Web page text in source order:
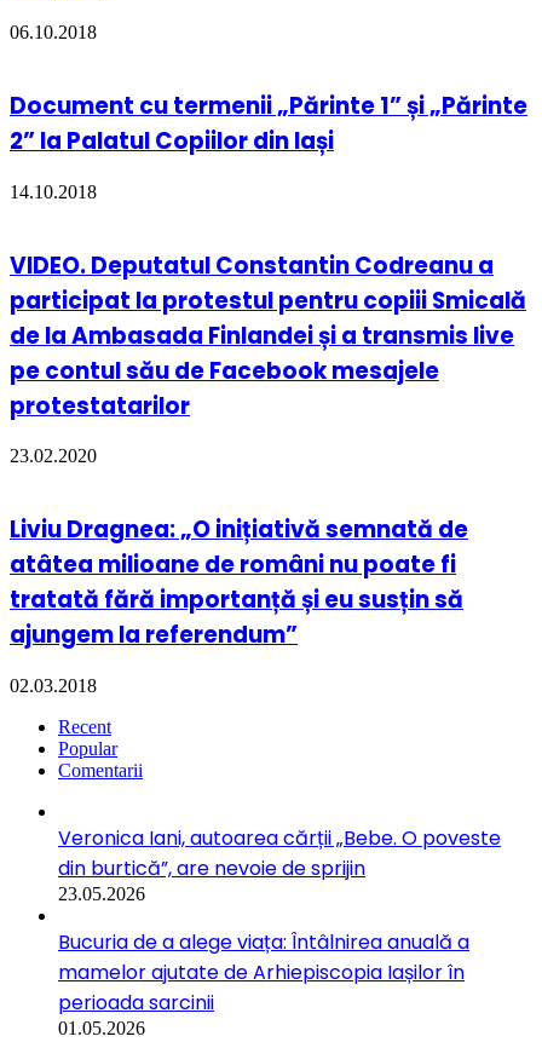
06.10.2018
Document cu termenii „Părinte 1” și „Părinte
2” la Palatul Copiilor din Iași
14.10.2018
VIDEO. Deputatul Constantin Codreanu a
participat la protestul pentru copiii Smicală
de la Ambasada Finlandei și a transmis live
pe contul său de Facebook mesajele
protestatarilor
23.02.2020
Liviu Dragnea: „O inițiativă semnată de
atâtea milioane de români nu poate fi
tratată fără importanță și eu susțin să
ajungem la referendum”
02.03.2018
Recent
Popular
Comentarii
Veronica Iani, autoarea cărții „Bebe. O poveste
din burtică”, are nevoie de sprijin
23.05.2026
Bucuria de a alege viața: Întâlnirea anuală a
mamelor ajutate de Arhiepiscopia Iașilor în
perioada sarcinii
01.05.2026